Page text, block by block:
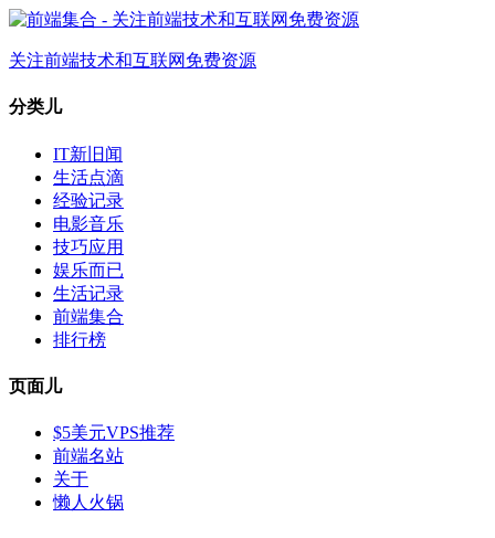
关注前端技术和互联网免费资源
分类儿
IT新旧闻
生活点滴
经验记录
电影音乐
技巧应用
娱乐而已
生活记录
前端集合
排行榜
页面儿
$5美元VPS推荐
前端名站
关于
懒人火锅